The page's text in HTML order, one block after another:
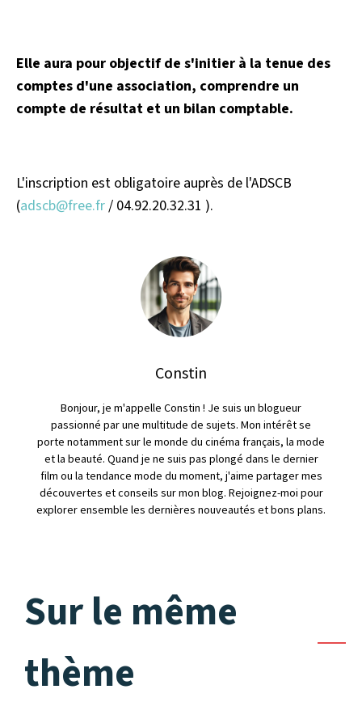
Elle aura pour objectif de s'initier à la tenue des
comptes d'une association, comprendre un
compte de résultat et un bilan comptable.
L'inscription est obligatoire auprès de l'ADSCB
(adscb@free.fr/ 04.92.20.32.31 ).
Constin
Bonjour, je m'appelle Constin ! Je suis un blogueur
passionné par une multitude de sujets. Mon intérêt se
porte notamment sur le monde du cinéma français, la mode
et la beauté. Quand je ne suis pas plongé dans le dernier
film ou la tendance mode du moment, j'aime partager mes
découvertes et conseils sur mon blog. Rejoignez-moi pour
explorer ensemble les dernières nouveautés et bons plans.
Sur le même
thème